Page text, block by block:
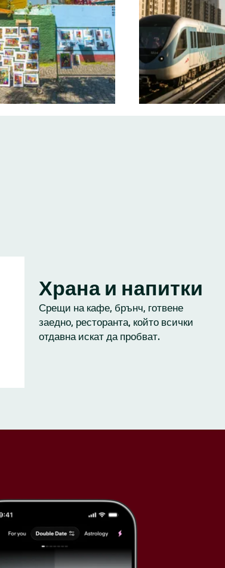
Храна и напитки
Срещи на кафе, брънч, готвене
заедно, ресторанта, който всички
отдавна искат да пробват.